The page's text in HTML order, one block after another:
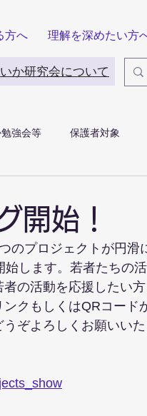
方へ 理解を深めたい方
か研究会について
強会等 保護者対象
開始！
のプロジェクトが円滑
します。若者たちの
の活動を応援したい
クもしくはQRコード
ぞよろしくお願いい